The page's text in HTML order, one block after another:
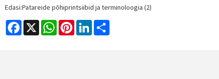
Edasi:Patareide põhiprintsiibid ja terminoloogia (2)
Facebook
X WhatsAppPinterestLinkedIn